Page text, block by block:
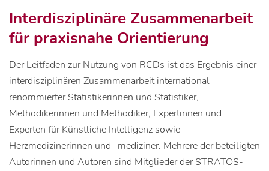
Interdisziplinäre Zusammenarbeit
für praxisnahe Orientierung
Der Leitfaden zur Nutzung von RCDs ist das Ergebnis einer
interdisziplinären Zusammenarbeit international
renommierter Statistikerinnen und Statistiker,
Methodikerinnen und Methodiker, Expertinnen und
Experten für Künstliche Intelligenz sowie
Herzmedizinerinnen und -mediziner. Mehrere der beteiligten
Autorinnen und Autoren sind Mitglieder der STRATOS-